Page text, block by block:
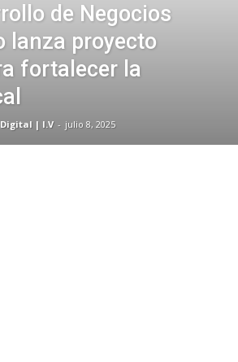
de Negocios
lanza proyecto
fortalecer la
| I.V - julio 8, 2025